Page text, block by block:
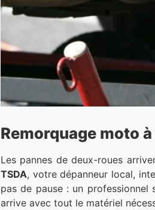
Remorquage moto
Les pannes de deux-roues
TSDA, votre dépanneur local,
pas de pause : un
arrive avec tout le matériel